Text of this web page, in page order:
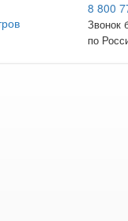
8 800
Звонок
по